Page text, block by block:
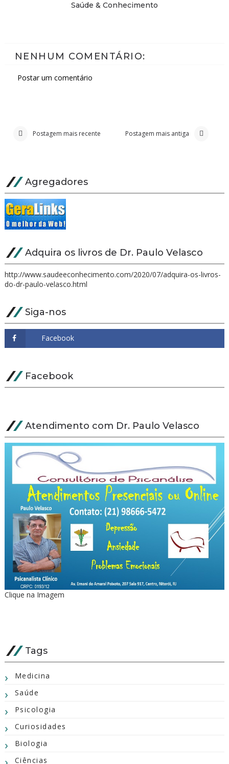
Saúde & Conhecimento
NENHUM COMENTÁRIO:
Postar um comentário
Postagem mais recente Postagem mais antiga
Agregadores
Adquira os livros de Dr. Paulo Velasco
http://www.saudeeconhecimento.com/2020/07/adquira-os-livros-
do-dr-paulo-velasco.html
Siga-nos
Facebook
Atendimento com Dr. Paulo Velasco
Clique na Imagem
Tags
Medicina
Saúde
Psicologia
Curiosidades
Biologia
Ciências